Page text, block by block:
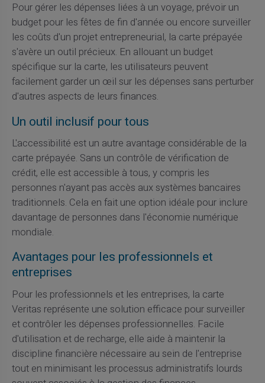
Pour gérer les dépenses liées à un voyage, prévoir un
budget pour les fêtes de fin d'année ou encore surveiller
les coûts d'un projet entrepreneurial, la carte prépayée
s'avère un outil précieux. En allouant un budget
spécifique sur la carte, les utilisateurs peuvent
facilement garder un œil sur les dépenses sans perturber
d'autres aspects de leurs finances.
Un outil inclusif pour tous
L'accessibilité est un autre avantage considérable de la
carte prépayée. Sans un contrôle de vérification de
crédit, elle est accessible à tous, y compris les
personnes n'ayant pas accès aux systèmes bancaires
traditionnels. Cela en fait une option idéale pour inclure
davantage de personnes dans l'économie numérique
mondiale.
Avantages pour les professionnels et
entreprises
Pour les professionnels et les entreprises, la carte
Veritas représente une solution efficace pour surveiller
et contrôler les dépenses professionnelles. Facile
d'utilisation et de recharge, elle aide à maintenir la
discipline financière nécessaire au sein de l'entreprise
tout en minimisant les processus administratifs lourds